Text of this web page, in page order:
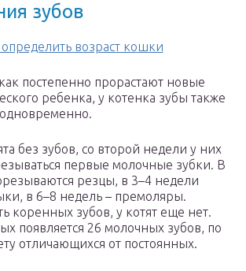
зубов
возраст кошки
постепенно прорастают новые
ребенка, у котенка зубы также
без зубов, со второй недели у них
первые молочные зубки. В
резцы, в 3–4 недели
в 6–8 недель – премоляры.
коренных зубов, у котят еще нет.
появляется 26 молочных зубов, по
отличающихся от постоянных.